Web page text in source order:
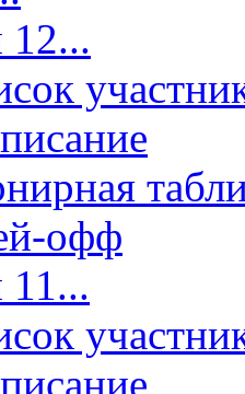
12...
офф
11...